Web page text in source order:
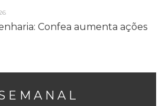
Confea aumenta ações